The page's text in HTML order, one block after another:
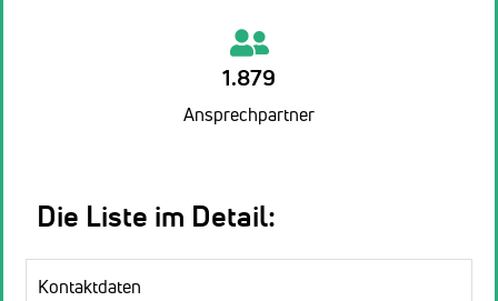
1.879
Ansprechpartner
Die Liste im Detail:
Kontaktdaten